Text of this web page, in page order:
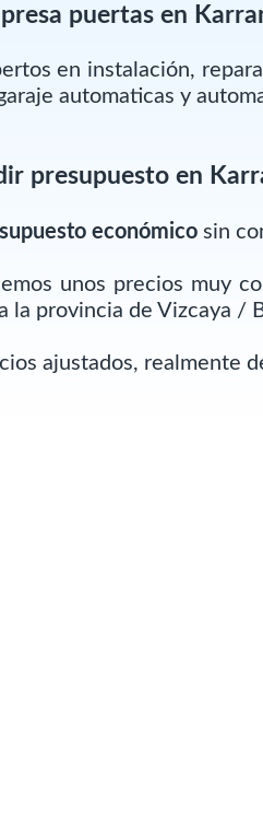
puertas en
en instalación,
automaticas y
presupuesto en
económicosin
unos precios muy
la provincia de Vizcaya /
ajustados, realmente